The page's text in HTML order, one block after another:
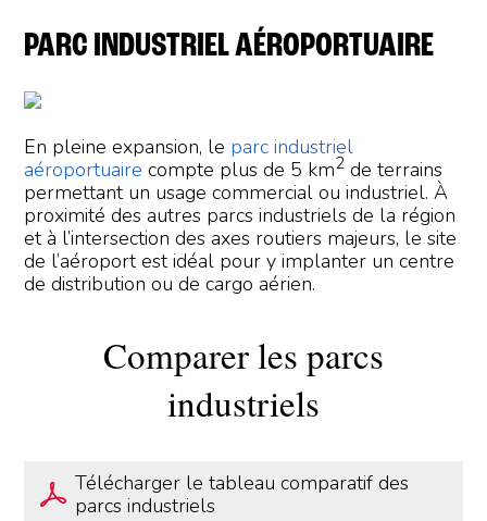
PARC INDUSTRIEL AÉROPORTUAIRE
En pleine expansion, le parc industriel
aéroportuaire compte plus de 5 km2 de terrains
permettant un usage commercial ou industriel. À
proximité des autres parcs industriels de la région
et à l’intersection des axes routiers majeurs, le site
de l’aéroport est idéal pour y implanter un centre
de distribution ou de cargo aérien.
Comparer les parcs
industriels
Télécharger le tableau comparatif des
parcs industriels